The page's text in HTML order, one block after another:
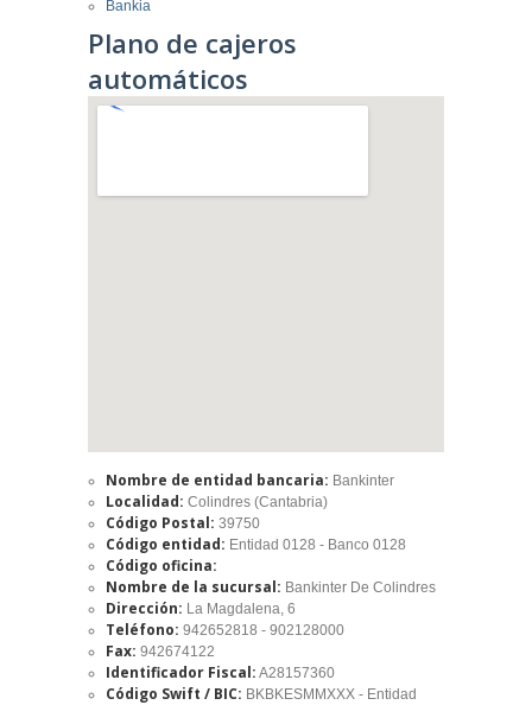
Bankia
Plano de cajeros
automáticos
Nombre de entidad bancaria: Bankinter
Localidad: Colindres (Cantabria)
Código Postal: 39750
Código entidad: Entidad 0128 - Banco 0128
Código oficina:
Nombre de la sucursal: Bankinter De Colindres
Dirección: La Magdalena, 6
Teléfono: 942652818 - 902128000
Fax: 942674122
Identificador Fiscal: A28157360
Código Swift / BIC: BKBKESMMXXX - Entidad